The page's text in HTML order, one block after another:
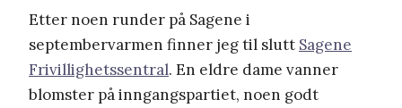
Etter noen runder på Sagene i
septembervarmen finner jeg til slutt Sagene
Frivillighetssentral. En eldre dame vanner
blomster på inngangspartiet, noen godt